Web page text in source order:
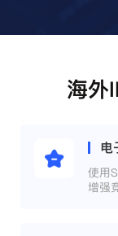
海外
电
使用
增强